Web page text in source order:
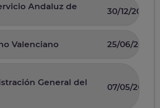
Andaluz de
30/12/2025
Valenciano 25/06/2026
General del
07/05/2026